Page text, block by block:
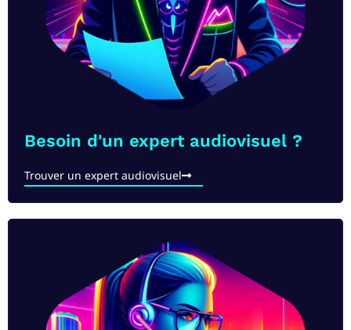
Besoin d'un expert audiovisuel ?
Trouver un expert audiovisuel